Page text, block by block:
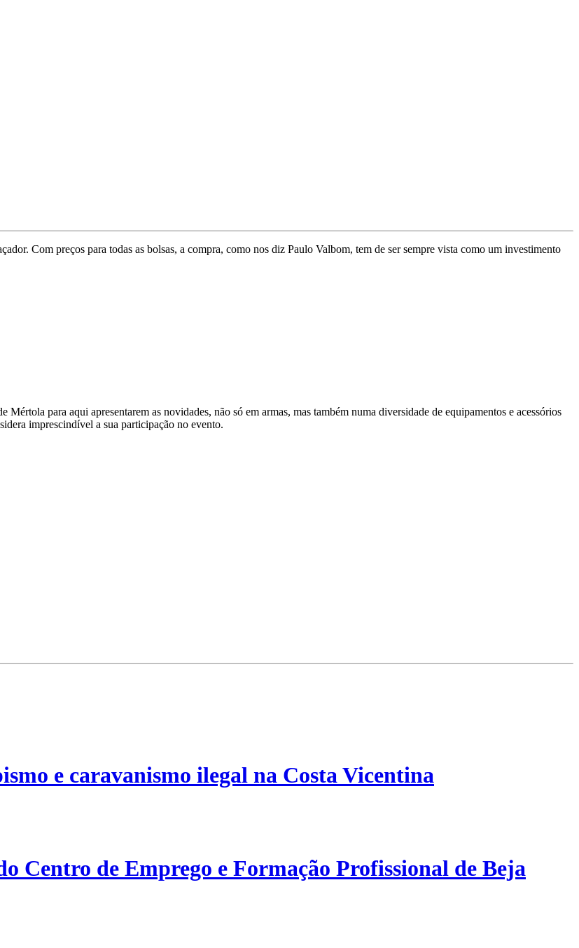
Com preços para todas as bolsas, a compra, como nos diz Paulo Valbom, tem de ser sempre vista como um investimento
para aqui apresentarem as novidades, não só em armas, mas também numa diversidade de equipamentos e acessórios
imprescindível a sua participação no evento.
e caravanismo ilegal na Costa Vicentina
Centro de Emprego e Formação Profissional de Beja